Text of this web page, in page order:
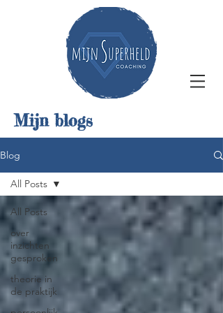
Mijn blogs
Blog
All Posts
over
inzichten
gesproken
theorie in
de praktijk
All Posts